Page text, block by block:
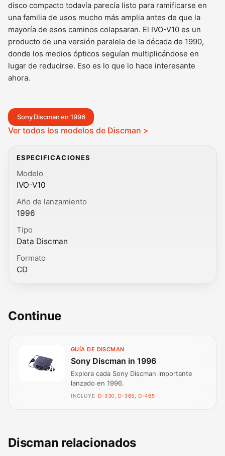
disco compacto todavía parecía listo para ramificarse en
una familia de usos mucho más amplia antes de que la
mayoría de esos caminos colapsaran. El IVO-V10 es un
producto de una versión paralela de la década de 1990,
donde los medios ópticos seguían multiplicándose en
lugar de reducirse. Eso es lo que lo hace interesante
ahora.
Sony Discman en 1996
Ver todos los modelos de Discman >
ESPECIFICACIONES
Modelo
IVO-V10
Año de lanzamiento
1996
Tipo
Data Discman
Formato
CD
Continue
GUÍA DE DISCMAN
Sony Discman in 1996
Explora cada Sony Discman importante
lanzado en 1996.
INCLUYE D-330, D-365, D-465
Discman relacionados